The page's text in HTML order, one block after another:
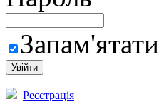
Запам'ятати
Реєстрація